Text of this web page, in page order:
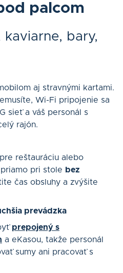
palcom
kaviarne, bary,
aj stravnými kartami.
Wi-Fi pripojenie sa
sieť a váš personál s
rajón.
reštauráciu alebo
pri stole bez
čas obsluhy a zvýšite
prevádzka
prepojený s
a eKasou, takže personál
sumy ani pracovať s